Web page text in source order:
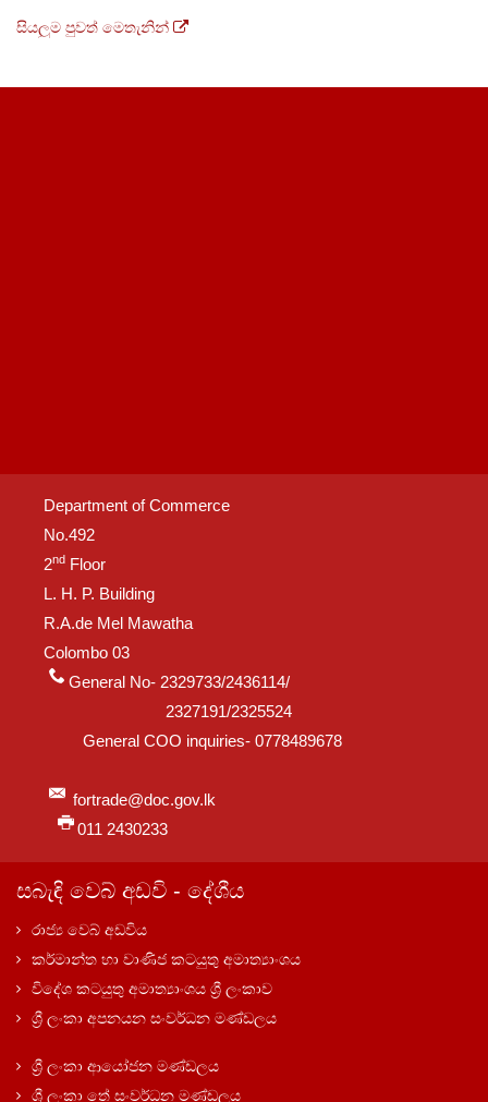
සියලුම පුවත් මෙතැනින්
Department of Commerce
No.492
2nd Floor
L. H. P. Building
R.A.de Mel Mawatha
Colombo 03
General No- 2329733/2436114/
2327191/2325524
General COO inquiries- 0778489678
fortrade@doc.gov.lk
011 2430233
සබැඳි වෙබ් අඩවි - දේශීය
රාජ්‍ය වෙබ් අඩවිය
කර්මාන්ත හා වාණිජ කටයුතු අමාත්‍යාංශය
විදේශ කටයුතු අමාත්‍යාංශය ශ්‍රී ලංකාව
ශ්‍රී ලංකා අපනයන සංවර්ධන මණ්ඩලය
ශ්‍රී ලංකා ආයෝජන මණ්ඩලය
ශ්‍රී ලංකා තේ සංවර්ධන මණ්ඩලය